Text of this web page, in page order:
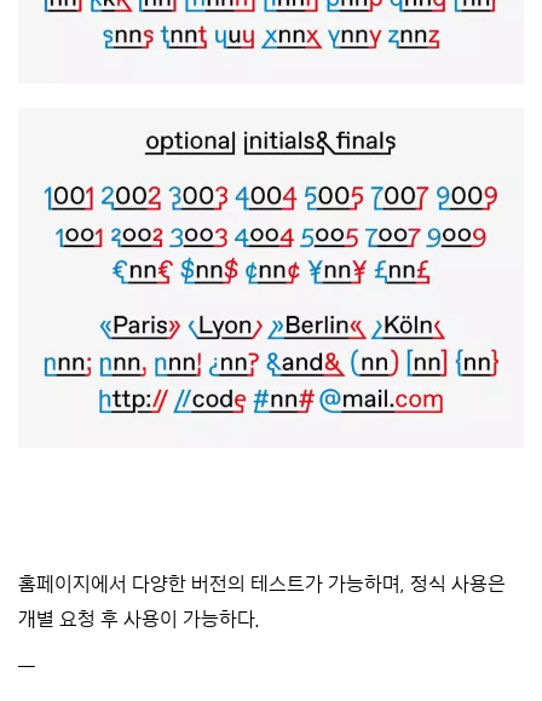
홈페이지에서 다양한 버전의 테스트가 가능하며, 정식 사용은
개별 요청 후 사용이 가능하다.
—